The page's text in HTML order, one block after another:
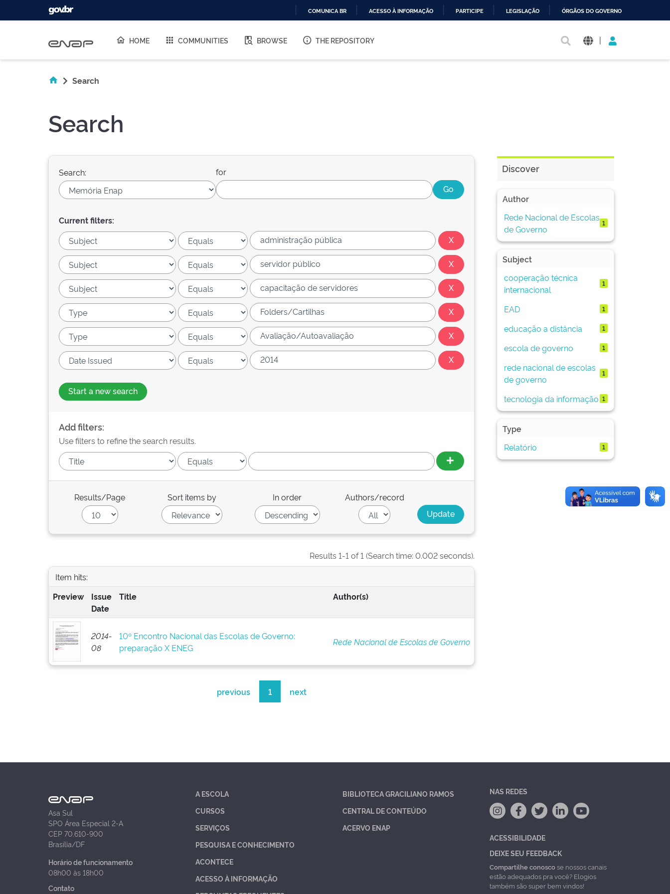
O
COMUNICA BR ACESSO À INFORMAÇÃO PARTICIPE LEGISLAÇÃO ÓRGÃOS DO GOVERNO
HOME COMMUNITIES BROWSE THE REPOSITORY |
Search
Search
Search: for
Current filters:
Start a new search
Add filters:
Use filters to refine the search results.
Results/Page Sort items by In order Authors/record
Results 1-1 of 1 (Search time: 0.002 seconds).
Item hits:
Preview
Issue
Date
Title Author(s)
2014-
08
10º Encontro Nacional das Escolas de Governo:
preparação X ENEG
Rede Nacional de Escolas de Governo
previous 1 next
Discover
Author
Rede Nacional de Escolas
de Governo
1
Subject
cooperação técnica
internacional
1
EAD 1
educação a distância 1
escola de governo 1
rede nacional de escolas
de governo
1
tecnologia da informação 1
Type
Relatório
1
Asa Sul
SPO Área Especial 2-A
CEP 70.610-900
Brasília/DF
Horário de funcionamento
08h00 às 18h00
Contato
A ESCOLA
CURSOS
SERVIÇOS
PESQUISA E CONHECIMENTO
ACONTECE
ACESSO À INFORMAÇÃO
BIBLIOTECA GRACILIANO RAMOS
CENTRAL DE CONTEÚDO
ACERVO ENAP
NAS REDES
ACESSIBILIDADE
DEIXE SEU FEEDBACK
Compartilhe conoscose nossos canais
estão adequados pra você? Elogios
também são super bem vindos!